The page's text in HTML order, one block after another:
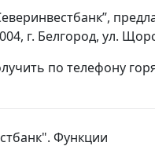
г. Белгород, ул.
по телефону
Функции